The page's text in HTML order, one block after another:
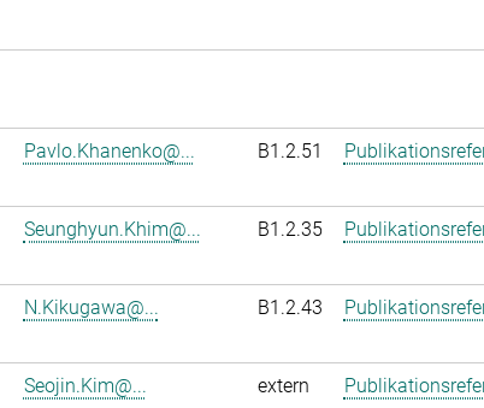
Pavlo.Khanenko@... B1.2.51
Seunghyun.Khim@... B1.2.35
N.Kikugawa@... B1.2.43
Seojin.Kim@... extern